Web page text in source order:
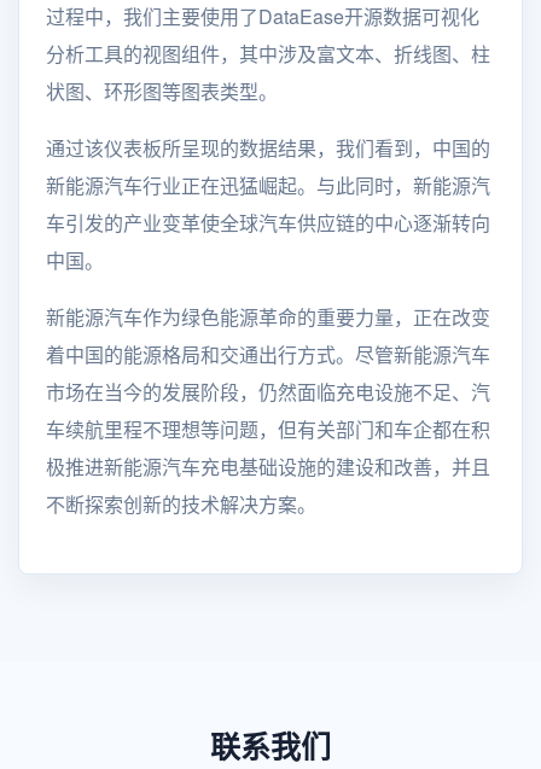
过程中，我们主要使用了DataEase开源数据可视化
分析工具的视图组件，其中涉及富文本、折线图、柱
状图、环形图等图表类型。
通过该仪表板所呈现的数据结果，我们看到，中国的
新能源汽车行业正在迅猛崛起。与此同时，新能源汽
车引发的产业变革使全球汽车供应链的中心逐渐转向
中国。
新能源汽车作为绿色能源革命的重要力量，正在改变
着中国的能源格局和交通出行方式。尽管新能源汽车
市场在当今的发展阶段，仍然面临充电设施不足、汽
车续航里程不理想等问题，但有关部门和车企都在积
极推进新能源汽车充电基础设施的建设和改善，并且
不断探索创新的技术解决方案。
联系我们